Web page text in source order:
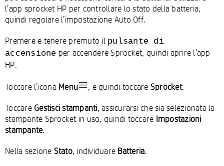
l’app sprocket HP per controllare lo stato della batteria,
quindi regolare l’impostazione Auto Off.
Premere e tenere premuto il pulsante di
accensione per accendere Sprocket, quindi aprire l’app
HP.
Toccare l’icona Menu , e quindi toccare Sprocket.
Toccare Gestisci stampanti, assicurarsi che sia selezionata la
stampante Sprocket in uso, quindi toccare Impostazioni
stampante.
Nella sezione Stato, individuare Batteria.